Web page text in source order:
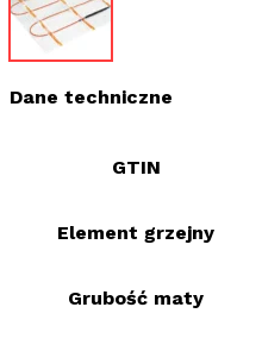
Dane techniczne
GTIN
Element grzejny
Grubość maty